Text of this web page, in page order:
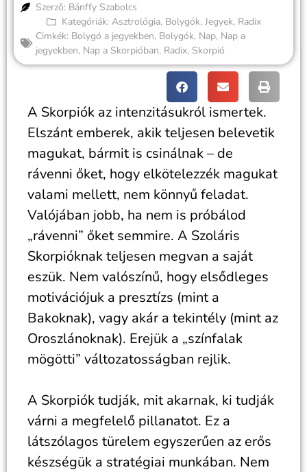
Szerző: Bánffy Szabolcs
Kategóriák: Asztrológia, Bolygók, Jegyek, Radix
Cimkék: Bolygó a jegyekben, Bolygók, Nap, Nap a
jegyekben, Nap a Skorpióban, Radix, Skorpió
A Skorpiók az intenzitásukról ismertek.
Elszánt emberek, akik teljesen belevetik
magukat, bármit is csinálnak – de
rávenni őket, hogy elkötelezzék magukat
valami mellett, nem könnyű feladat.
Valójában jobb, ha nem is próbálod
„rávenni” őket semmire. A Szoláris
Skorpióknak teljesen megvan a saját
eszük. Nem valószínű, hogy elsődleges
motivációjuk a presztízs (mint a
Bakoknak), vagy akár a tekintély (mint az
Oroszlánoknak). Erejük a „színfalak
mögötti” változatosságban rejlik.
A Skorpiók tudják, mit akarnak, ki tudják
várni a megfelelő pillanatot. Ez a
látszólagos türelem egyszerűen az erős
készségük a stratégiai munkában. Nem